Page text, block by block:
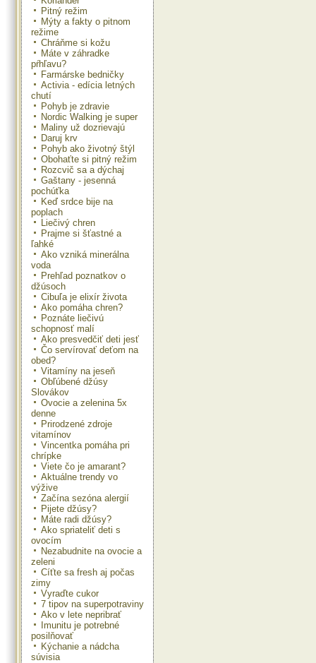
Pitný režim
Mýty a fakty o pitnom
režime
Chráňme si kožu
Máte v záhradke
pŕhľavu?
Farmárske bedničky
Activia - edícia letných
chutí
Pohyb je zdravie
Nordic Walking je super
Maliny už dozrievajú
Daruj krv
Pohyb ako životný štýl
Obohaťte si pitný režim
Rozcvič sa a dýchaj
Gaštany - jesenná
pochúťka
Keď srdce bije na
poplach
Liečivý chren
Prajme si šťastné a
ľahké
Ako vzniká minerálna
voda
Prehľad poznatkov o
džúsoch
Cibuľa je elixír života
Ako pomáha chren?
Poznáte liečivú
schopnosť malí
Ako presvedčiť deti jesť
Čo servírovať deťom na
obed?
Vitamíny na jeseň
Obľúbené džúsy
Slovákov
Ovocie a zelenina 5x
denne
Prirodzené zdroje
vitamínov
Vincentka pomáha pri
chrípke
Viete čo je amarant?
Aktuálne trendy vo
výžive
Začína sezóna alergií
Pijete džúsy?
Máte radi džúsy?
Ako spriateliť deti s
ovocím
Nezabudnite na ovocie a
zeleni
Cíťte sa fresh aj počas
zimy
Vyraďte cukor
7 tipov na superpotraviny
Ako v lete nepribrať
Imunitu je potrebné
posilňovať
Kýchanie a nádcha
súvisia